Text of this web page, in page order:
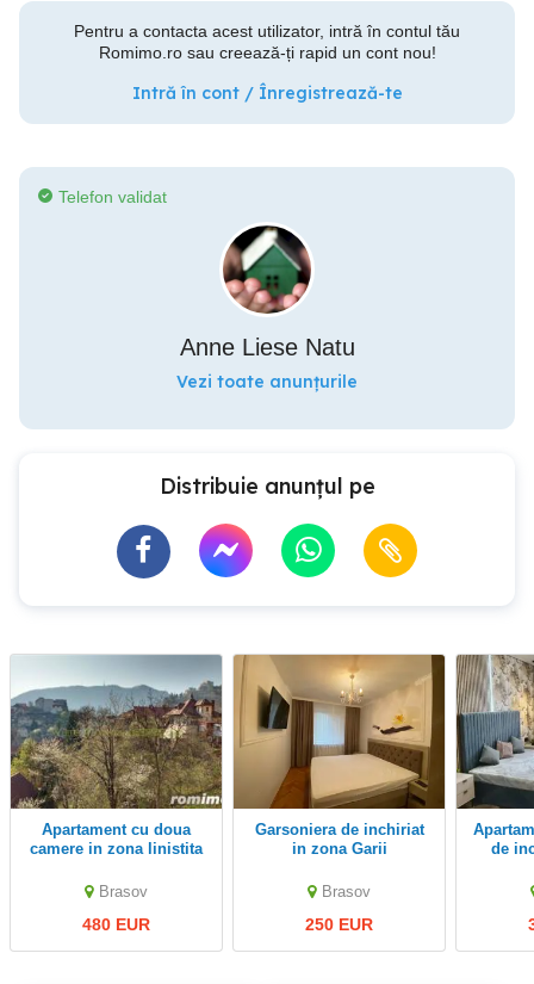
Pentru a contacta acest utilizator, intră în contul tău
Romimo.ro sau creează-ți rapid un cont nou!
Intră în cont / Înregistrează-te
Telefon validat
Anne Liese Natu
Vezi toate anunțurile
Distribuie anunțul pe
Apartament cu doua
camere in zona linistita
Brasov
480 EUR
Garsoniera de inchiriat
in zona Garii
Brasov
250 EUR
Apartament cu 2 camere
de